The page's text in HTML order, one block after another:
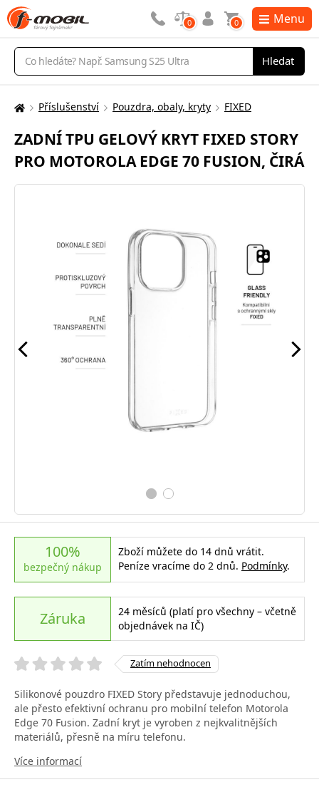
Vyhledávání
Hledat
0 0 Menu
Zde
nacházíte:
Příslušenství Pouzdra, obaly, kryty FIXED
ZADNÍ TPU GELOVÝ KRYT FIXED STORY
PRO MOTOROLA EDGE 70 FUSION, ČIRÁ
100%
bezpečný nákup
Zboží můžete do 14 dnů vrátit.
Peníze vracíme do 2 dnů. Podmínky.
Záruka
24 měsíců (platí pro všechny – včetně
objednávek na IČ)
Zatím nehodnocen
Silikonové pouzdro FIXED Story představuje jednoduchou,
ale přesto efektivní ochranu pro mobilní telefon Motorola
Edge 70 Fusion. Zadní kryt je vyroben z nejkvalitnějších
materiálů, přesně na míru telefonu.
Více informací